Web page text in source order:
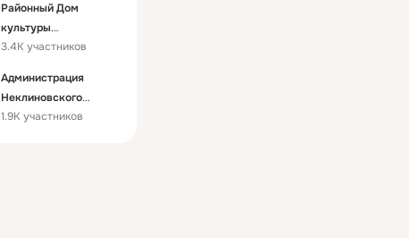
Районный Дом
культуры
Неклиновского
3.4K участников
Администрация
Неклиновского
района
1.9K участников